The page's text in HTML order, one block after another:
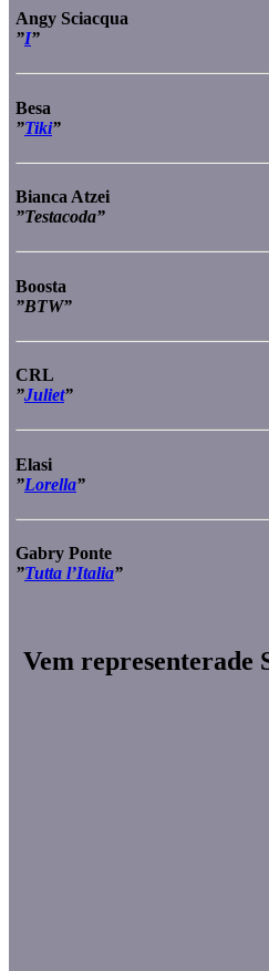
Angy Sciacqua
”I”
Besa
”Tiki”
Bianca Atzei
”Testacoda”
Boosta
”BTW”
CRL
”Juliet”
Elasi
”Lorella”
Gabry Ponte
”Tutta l’Italia”
Vem representerade